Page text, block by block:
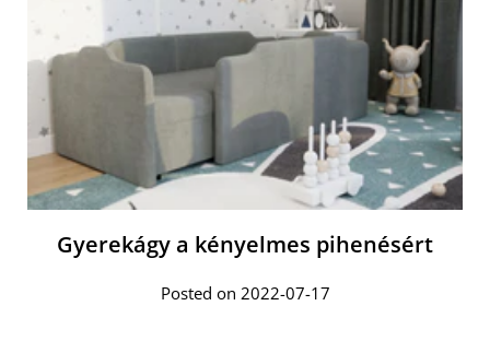
Gyerekágy a kényelmes pihenésért
Posted on 2022-07-17